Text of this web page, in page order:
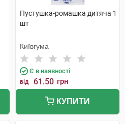
Пустушка-ромашка дитяча 1
шт
Київгума
Є в наявності
від 61.50 грн
КУПИТИ